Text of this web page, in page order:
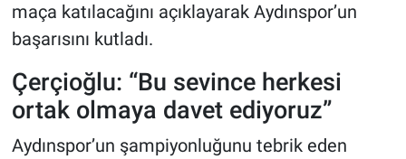
maça katılacağını açıklayarak Aydınspor’un
başarısını kutladı.
Çerçioğlu: “Bu sevince herkesi
ortak olmaya davet ediyoruz”
Aydınspor’un şampiyonluğunu tebrik eden